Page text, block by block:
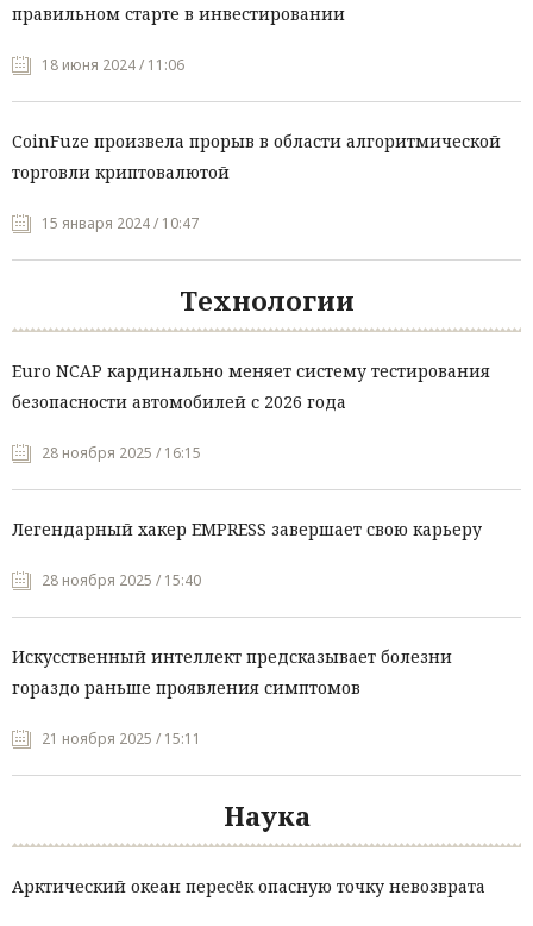
правильном старте в инвестировании
18 июня 2024 / 11:06
CoinFuze произвела прорыв в области алгоритмической
торговли криптовалютой
15 января 2024 / 10:47
Технологии
Euro NCAP кардинально меняет систему тестирования
безопасности автомобилей с 2026 года
28 ноября 2025 / 16:15
Легендарный хакер EMPRESS завершает свою карьеру
28 ноября 2025 / 15:40
Искусственный интеллект предсказывает болезни
гораздо раньше проявления симптомов
21 ноября 2025 / 15:11
Наука
Арктический океан пересёк опасную точку невозврата